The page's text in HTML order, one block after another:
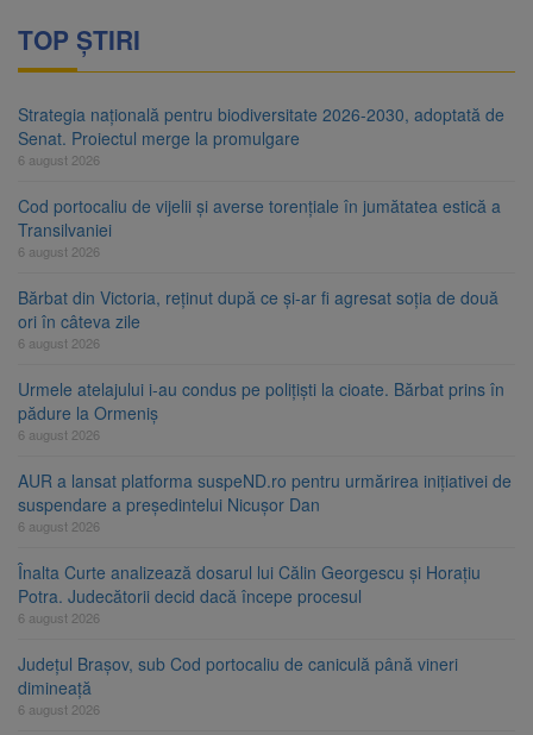
TOP ȘTIRI
Strategia națională pentru biodiversitate 2026-2030, adoptată de
Senat. Proiectul merge la promulgare
6 august 2026
Cod portocaliu de vijelii și averse torențiale în jumătatea estică a
Transilvaniei
6 august 2026
Bărbat din Victoria, reținut după ce și-ar fi agresat soția de două
ori în câteva zile
6 august 2026
Urmele atelajului i-au condus pe polițiști la cioate. Bărbat prins în
pădure la Ormeniș
6 august 2026
AUR a lansat platforma suspeND.ro pentru urmărirea inițiativei de
suspendare a președintelui Nicușor Dan
6 august 2026
Înalta Curte analizează dosarul lui Călin Georgescu și Horațiu
Potra. Judecătorii decid dacă începe procesul
6 august 2026
Județul Brașov, sub Cod portocaliu de caniculă până vineri
dimineață
6 august 2026